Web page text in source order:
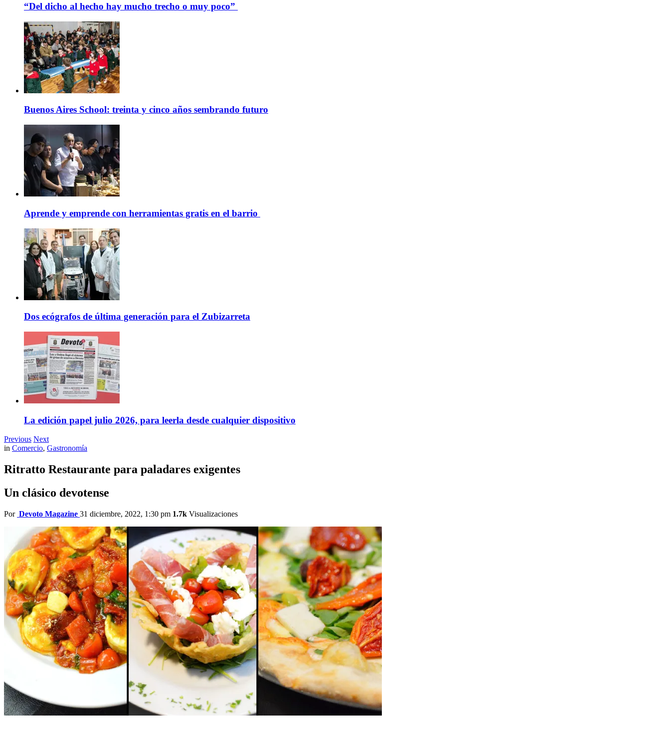
“Del dicho al hecho hay mucho trecho o muy poco”
Buenos Aires School: treinta y cinco años sembrando futuro
Aprende y emprende con herramientas gratis en el barrio
Dos ecógrafos de última generación para el Zubizarreta
La edición papel julio 2026, para leerla desde cualquier dispositivo
Previous Next
in Comercio, Gastronomía
Ritratto Restaurante para paladares exigentes
Un clásico devotense
Por Devoto Magazine 31 diciembre, 2022, 1:30 pm 1.7k Visualizaciones